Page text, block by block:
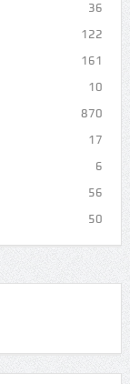
36
122
161
10
870
17
6
56
50